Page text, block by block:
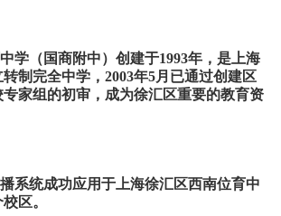
学（国商附中）创建于1993年，是上海
制完全中学，2003年5月已通过创建区
家组的初审，成为徐汇区重要的教育资
系统成功应用于上海徐汇区西南位育中
区。